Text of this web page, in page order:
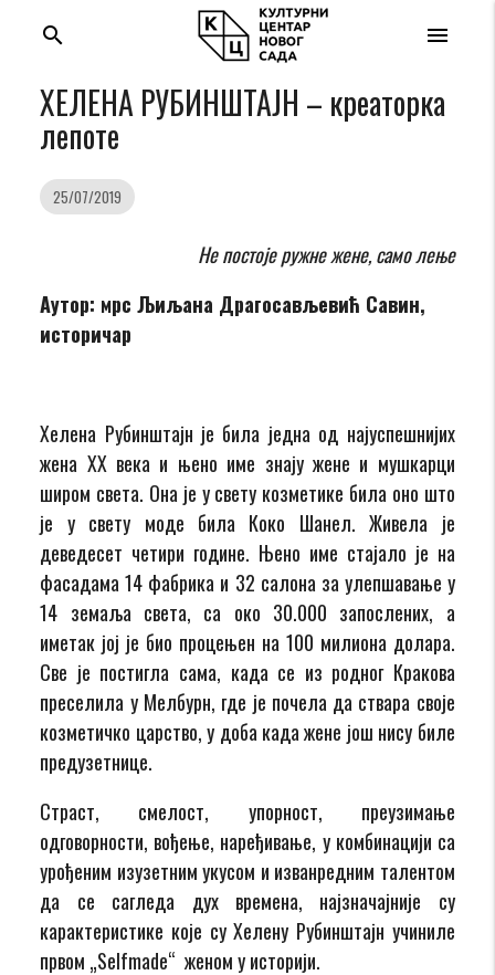
menu
search
ХЕЛЕНА РУБИНШТАЈН – креаторка
лепоте
25/07/2019
Не постоје ружне жене, само лење
Аутор: мрс Љиљана Драгосављевић Савин,
историчар
Хелена Рубинштајн је била једна од најуспешнијих
жена ХХ века и њено име знају жене и мушкарци
широм света. Она је у свету козметике била оно што
је у свету моде била Коко Шанел. Живела је
деведесет четири године. Њено име стајало је на
фасадама 14 фабрика и 32 салона за улепшавање у
14 земаља света, са око 30.000 запослених, а
иметак јој је био процењен на 100 милиона долара.
Све је постигла сама, када се из родног Кракова
преселила у Мелбурн, где је почела да ствара своје
козметичко царство, у доба када жене још нису биле
предузетнице.
Страст, смелост, упорност, преузимање
одговорности, вођење, наређивање, у комбинацији са
урођеним изузетним укусом и изванредним талентом
да се сагледа дух времена, најзначајније су
карактеристике које су Хелену Рубинштајн учиниле
првом „Selfmade“ женом у историји.